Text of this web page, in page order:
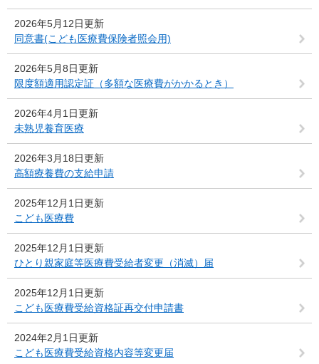
2026年5月12日更新
同意書(こども医療費保険者照会用)
2026年5月8日更新
限度額適用認定証（多額な医療費がかかるとき）
2026年4月1日更新
未熟児養育医療
2026年3月18日更新
高額療養費の支給申請
2025年12月1日更新
こども医療費
2025年12月1日更新
ひとり親家庭等医療費受給者変更（消滅）届
2025年12月1日更新
こども医療費受給資格証再交付申請書
2024年2月1日更新
こども医療費受給資格内容等変更届